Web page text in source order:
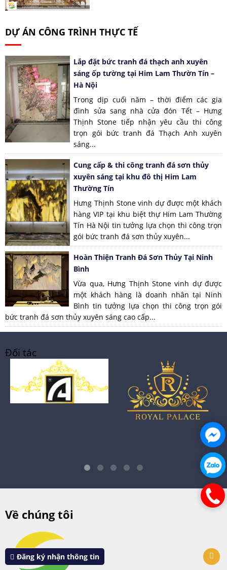
DỰ ÁN CÔNG TRÌNH THỰC TẾ
Lắp đặt bức tranh đá thạch anh xuyên
sáng ốp tường tại Him Lam Thườn Tín –
Hà Nội
Trong dịp cuối năm – thời điểm các gia
đình sửa sang nhà cửa đón Tết – Hưng
Thịnh Stone tiếp nhận yêu cầu thi công
trọn gói bức tranh đá Thạch Anh xuyên
sáng...
Cung cấp & thi công tranh đá sơn thủy
xuyên sáng tại khu đô thị Him Lam
Thường Tín
Hưng Thịnh Stone vinh dự được một khách
hàng VIP tại khu biệt thự Him Lam Thường
Tín Hà Nội tin tưởng lựa chọn thi công trọn
gói bức tranh đá sơn thủy xuyên...
Hoàn Thiện Tranh Đá Sơn Thủy Tại Ninh
Bình
Vừa qua, Hưng Thịnh Stone vinh dự được
một khách hàng là doanh nhân tại Ninh
Bình tin tưởng lựa chọn thi công trọn gói
bức tranh đá sơn thủy xuyên sáng cao cấp...
Đối tác
Về chúng tôi
Đăng ký nhận thông tin